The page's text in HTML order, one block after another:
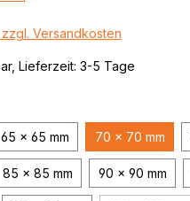
Versandkosten
Lieferzeit: 3-5 Tage
65 x 65 mm 70 x 70 mm
85 x 85 mm 90 x 90 mm